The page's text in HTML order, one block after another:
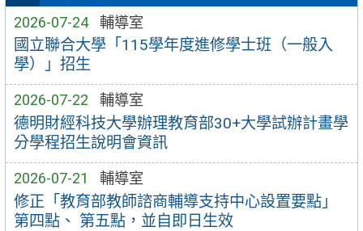
2026-07-24 輔導室
國立聯合大學「115學年度進修學士班（一般入
學）」招生
2026-07-22 輔導室
德明財經科技大學辦理教育部30+大學試辦計畫學
分學程招生說明會資訊
2026-07-21 輔導室
修正「教育部教師諮商輔導支持中心設置要點」
第四點、 第五點，並自即日生效